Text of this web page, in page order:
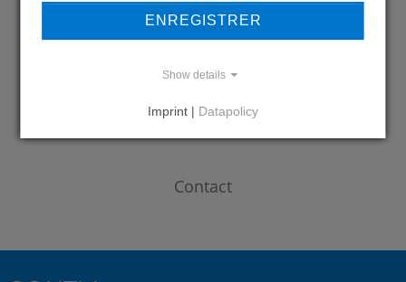
Contact
ENREGISTRER
Show details
Imprint | Datapolicy